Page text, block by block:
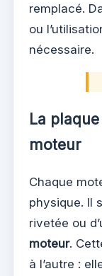
remplacé.
ou
nécessaire.
La
moteur
Chaque
physique. Il
rivetée ou
moteur.
à l’autre :